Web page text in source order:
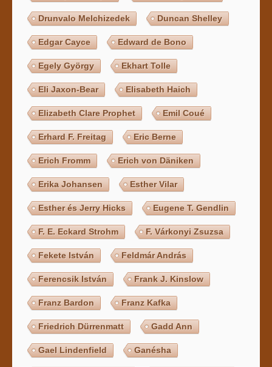
Drunvalo Melchizedek Duncan Shelley
Edgar Cayce Edward de Bono
Egely György Ekhart Tolle
Eli Jaxon-Bear Elisabeth Haich
Elizabeth Clare Prophet Emil Coué
Erhard F. Freitag Eric Berne
Erich Fromm Erich von Däniken
Erika Johansen Esther Vilar
Esther és Jerry Hicks Eugene T. Gendlin
F. E. Eckard Strohm F. Várkonyi Zsuzsa
Fekete István Feldmár András
Ferencsik István Frank J. Kinslow
Franz Bardon Franz Kafka
Friedrich Dürrenmatt Gadd Ann
Gael Lindenfield Ganésha